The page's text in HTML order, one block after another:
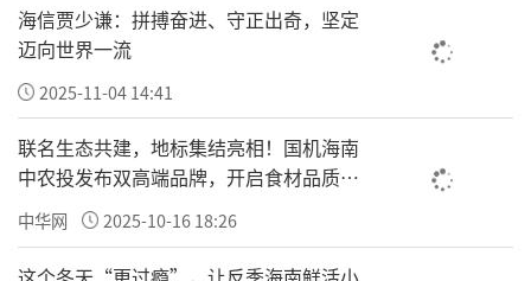
越南工商联合会胡志明市分会副主席裴氏宁表
示，中越两国经贸合作持续深化，医疗健康产业作
为朝阳产业，正成为双边合作的新亮点。越南工商
会胡志明市分会作为越南工商界的重要组织，愿积
极推动越南医疗机构与中国医疗健康企业的交流对
接，为跨境医疗合作提供政策咨询、资源对接等支
海信贾少谦：拼搏奋进、守正出奇，坚定
迈向世界一流
2025-11-04 14:41
联名生态共建，地标集结亮相！国机海南
中农投发布双高端品牌，开启食材品质新
纪元
中华网 2025-10-16 18:26